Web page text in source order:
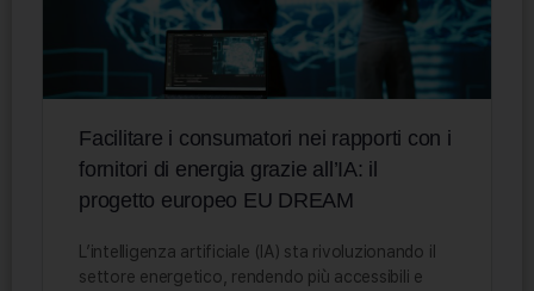
Facilitare i consumatori nei rapporti con i
fornitori di energia grazie all’IA: il
progetto europeo EU DREAM
L’intelligenza artificiale (IA) sta rivoluzionando il
settore energetico, rendendo più accessibili e